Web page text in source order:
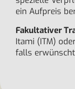
ein Aufpreis
Fakultativer
Itami (ITM)
falls